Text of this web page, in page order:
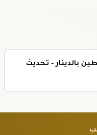
بالدينار - تحديث